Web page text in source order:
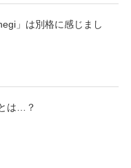
」は別格に感じまし
は…？